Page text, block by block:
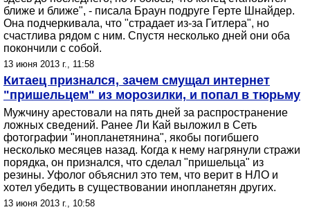
ближе и ближе", - писала Браун подруге Герте Шнайдер.
Она подчеркивала, что "страдает из-за Гитлера", но
счастлива рядом с ним. Спустя несколько дней они оба
покончили с собой.
13 июня 2013 г., 11:58
Китаец признался, зачем смущал интернет
"пришельцем" из морозилки, и попал в тюрьму
Мужчину арестовали на пять дней за распространение
ложных сведений. Ранее Ли Кай выложил в Сеть
фотографии "инопланетянина", якобы погибшего
несколько месяцев назад. Когда к нему нагрянули стражи
порядка, он признался, что сделал "пришельца" из
резины. Уфолог объяснил это тем, что верит в НЛО и
хотел убедить в существовании инопланетян других.
13 июня 2013 г., 10:58